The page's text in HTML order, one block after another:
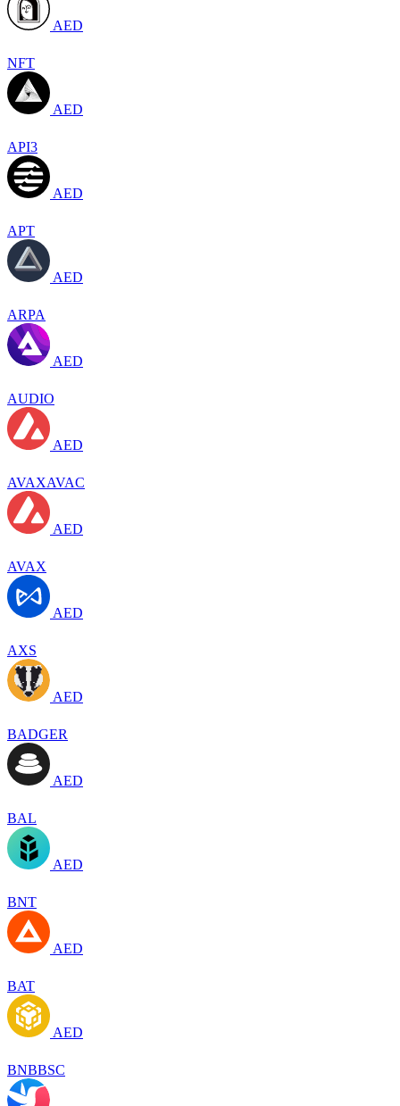
AED
NFT
AED
API3
AED
APT
AED
ARPA
AED
AUDIO
AED
AVAXAVAC
AED
AVAX
AED
AXS
AED
BADGER
AED
BAL
AED
BNT
AED
BAT
AED
BNBBSC